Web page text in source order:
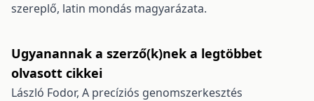
szereplő, latin mondás magyarázata.
Ugyanannak a szerző(k)nek a legtöbbet
olvasott cikkei
László Fodor, A precíziós genomszerkesztés